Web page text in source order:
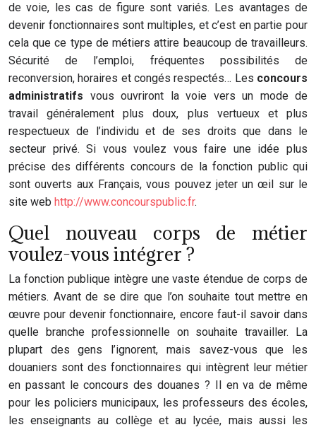
de voie, les cas de figure sont variés. Les avantages de
devenir fonctionnaires sont multiples, et c’est en partie pour
cela que ce type de métiers attire beaucoup de travailleurs.
Sécurité de l’emploi, fréquentes possibilités de
reconversion, horaires et congés respectés… Les concours
administratifs vous ouvriront la voie vers un mode de
travail généralement plus doux, plus vertueux et plus
respectueux de l’individu et de ses droits que dans le
secteur privé. Si vous voulez vous faire une idée plus
précise des différents concours de la fonction public qui
sont ouverts aux Français, vous pouvez jeter un œil sur le
site web http://www.concourspublic.fr.
Quel nouveau corps de métier
voulez-vous intégrer ?
La fonction publique intègre une vaste étendue de corps de
métiers. Avant de se dire que l’on souhaite tout mettre en
œuvre pour devenir fonctionnaire, encore faut-il savoir dans
quelle branche professionnelle on souhaite travailler. La
plupart des gens l’ignorent, mais savez-vous que les
douaniers sont des fonctionnaires qui intègrent leur métier
en passant le concours des douanes ? Il en va de même
pour les policiers municipaux, les professeurs des écoles,
les enseignants au collège et au lycée, mais aussi les